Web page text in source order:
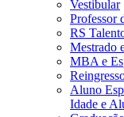
Vestibular
Professor
RS
Mestrado
MBA e
Aluno
Idade e